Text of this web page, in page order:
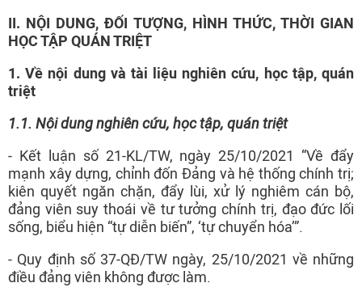
II. NỘI DUNG, ĐỐI TƯỢNG, HÌNH THỨC, THỜI GIAN
HỌC TẬP QUÁN TRIỆT
1. Về nội dung và tài liệu nghiên cứu, học tập, quán
triệt
1.1. Nội dung nghiên cứu, học tập, quán triệt
- Kết luận số 21-KL/TW, ngày 25/10/2021 “Về đẩy
mạnh xây dựng, chỉnh đốn Đảng và hệ thống chính trị;
kiên quyết ngăn chặn, đẩy lùi, xử lý nghiêm cán bộ,
đảng viên suy thoái về tư tưởng chính trị, đạo đức lối
sống, biểu hiện “tự diễn biến”, ‘tự chuyển hóa’”.
- Quy định số 37-QĐ/TW ngày, 25/10/2021 về những
điều đảng viên không được làm.